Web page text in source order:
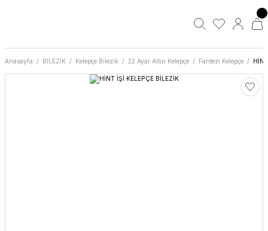
Anasayfa BİLEZİK Kelepçe Bilezik 22 Ayar Altın Kelepçe Fantezi Kelepçe